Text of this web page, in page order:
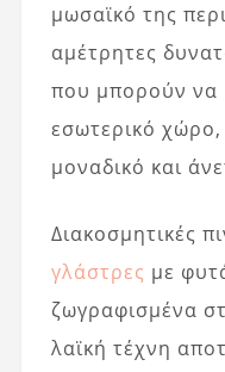
μωσαϊκό της
αμέτρητες
που μπορούν να
εσωτερικό χώρο,
μοναδικό και
Διακοσμητικές
γλάστρες με
ζωγραφισμένα
λαϊκή τέχνη